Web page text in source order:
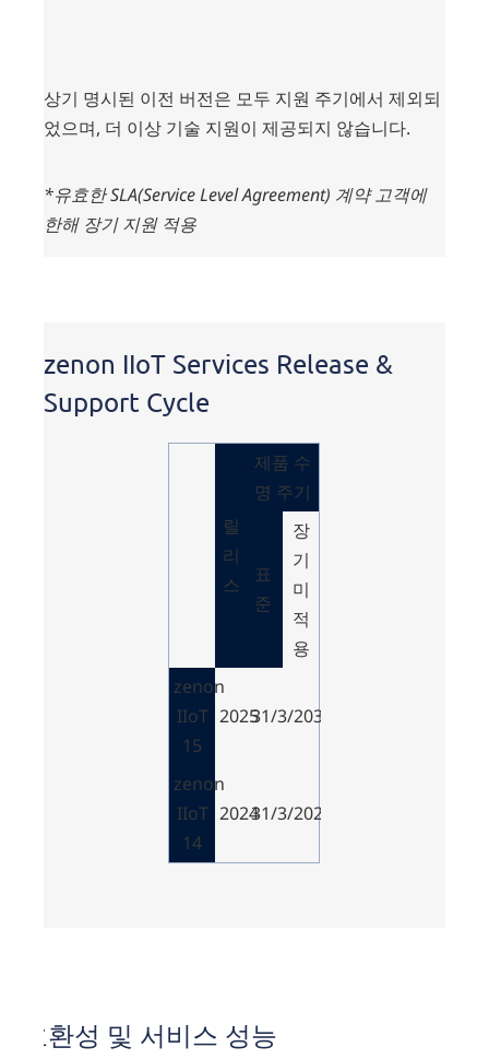
상기 명시된 이전 버전은 모두 지원 주기에서 제외되
었으며, 더 이상 기술 지원이 제공되지 않습니다.
*유효한 SLA(Service Level Agreement) 계약 고객에
한해 장기 지원 적용
Services
Support
zenon IIoT Services Release &
Support Cycle
릴
리
스
제품 수
명 주기
표
준
장
기
미
적
용
zenon
IIoT
15
202531/3/2030
zenon
IIoT
14
202431/3/2029
호환성 및 서비스 성능